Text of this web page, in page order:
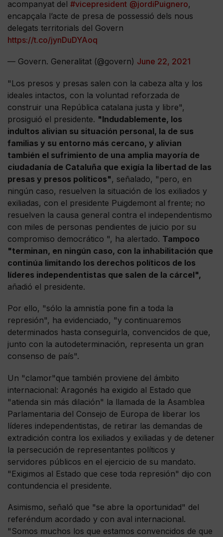
acompanyat del #vicepresident @jordiPuignero,
encapçala l’acte de presa de possessió dels nous
delegats territorials del Govern
https://t.co/jynDuDYAoq
— Govern. Generalitat (@govern) June 22, 2021
"Los presos y presas salen con la cabeza alta y los
ideales intactos, con la voluntad reforzada de
construir una República catalana justa y libre",
prosiguió el presidente. "Indudablemente, los
indultos alivian su situación personal, la de sus
familias y su entorno más cercano, y alivian
también el sufrimiento de una amplia mayoría de
ciudadanía de Cataluña que exigía la libertad de las
presas y presos políticos", señalado, "pero, en
ningún caso, resuelven la situación de los exiliados y
exiliadas, con el presidente Puigdemont al frente; no
resuelven la causa general contra el independentismo
con miles de personas pendientes de juicio por su
compromiso democrático ", ha alertado. Tampoco
"terminan, en ningún caso, con la inhabilitación que
continúa limitando los derechos políticos de los
líderes independentistas que salen de la cárcel",
añadió el presidente.
Por ello, "sólo la amnistía pone fin a toda la
represión", ha evidenciado, "y continuaremos
determinados hasta conseguirla, convencidos de que,
junto con la autodeterminación, representa un gran
consenso de país".
Un "clamor"que también proviene del ámbito
internacional: Aragonés ha exigido al Estado que
"atienda sin más dilación" la llamada de la Asamblea
Parlamentaria del Consejo de Europa de liberar los
líderes independentistas, de retirar las demandas de
extradición contra los exiliados y exiliadas y de detener
la persecución de representantes políticos y
servidores públicos en el ejercicio de su mandato.
"Exigimos al Estado que cese toda represión" dijo con
contundencia el presidente.
Asimismo, señaló que "se abre la oportunidad" del
referéndum acordado y con aval internacional.
"Somos muchos los que estamos convencidos de que